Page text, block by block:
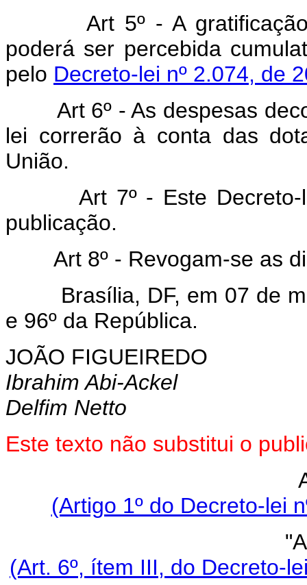
Art 5º - A
poderá ser percebida
pelo Decreto-lei nº 2.074, de
Art 6º - As despesas
lei correrão à conta das
União.
Art 7º - Este Decreto-lei
publicação.
Art 8º - Revogam-se as
Brasília, DF, em 07 de
e 96º da República.
JOÃO FIGUEIREDO
Ibrahim Abi-Ackel
Delfim Netto
Este texto não substitui o
(Artigo 1º do Decreto-lei
(Art. 6º, ítem III, do Decreto-